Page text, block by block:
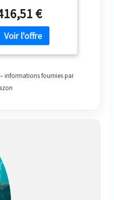
Lavender Trim
Chine
€
informations fournies par